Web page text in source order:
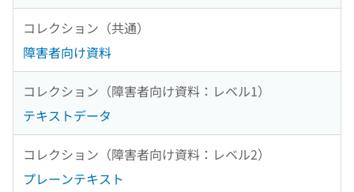
コレクション（共通）
障害者向け資料
コレクション（障害者向け資料：レベル1）
テキストデータ
コレクション（障害者向け資料：レベル2）
プレーンテキスト